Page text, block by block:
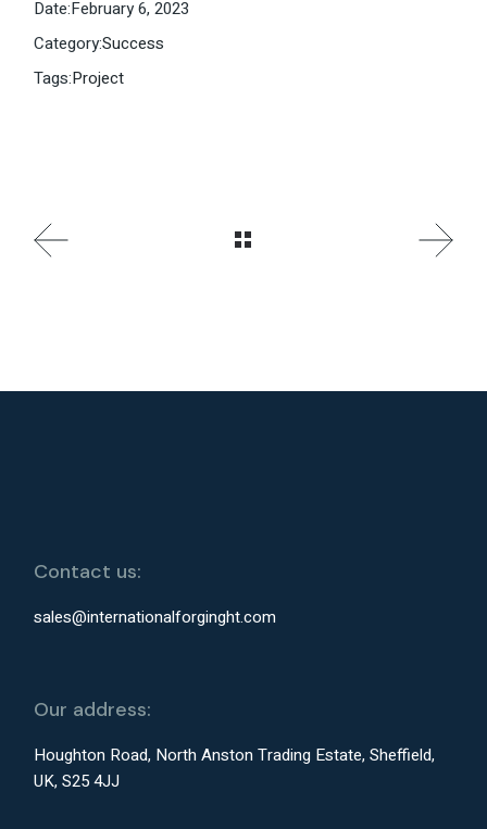
Date:February 6, 2023
Category:Success
Tags:Project
Contact us:
sales@internationalforginght.com
Our address:
Houghton Road, North Anston Trading Estate, Sheffield,
UK, S25 4JJ